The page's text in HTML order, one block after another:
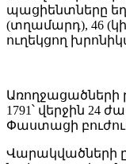
պացիենտները
(տղամարդ), 46
ուղեկցող
Առողջացածների
1791՝ վերջին 24
Փաստացի
Վարակվածների